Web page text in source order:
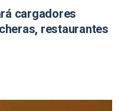
cargadores
restaurantes